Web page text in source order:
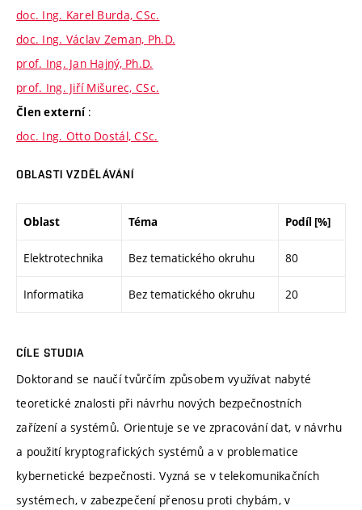
doc. Ing. Karel Burda, CSc.
doc. Ing. Václav Zeman, Ph.D.
prof. Ing. Jan Hajný, Ph.D.
prof. Ing. Jiří Mišurec, CSc.
Člen externí :
doc. Ing. Otto Dostál, CSc.
OBLASTI VZDĚLÁVÁNÍ
Oblast Téma Podíl [%]
Elektrotechnika Bez tematického okruhu 80
Informatika Bez tematického okruhu 20
CÍLE STUDIA
Doktorand se naučí tvůrčím způsobem využívat nabyté
teoretické znalosti při návrhu nových bezpečnostních
zařízení a systémů. Orientuje se ve zpracování dat, v návrhu
a použití kryptografických systémů a v problematice
kybernetické bezpečnosti. Vyzná se v telekomunikačních
systémech, v zabezpečení přenosu proti chybám, v